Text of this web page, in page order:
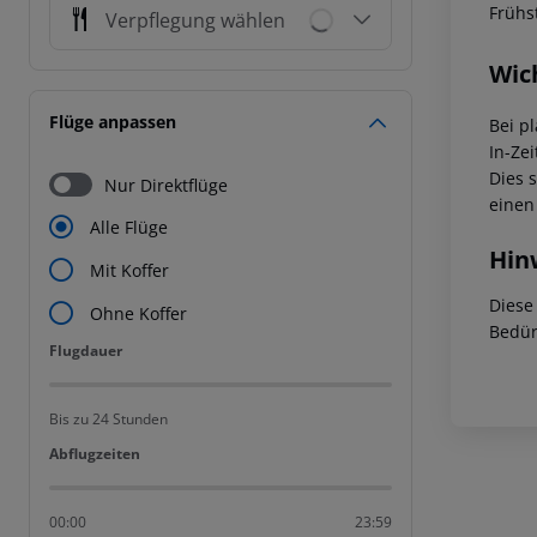
Verpflegung wählen
Flüge anpassen
Nur Direktflüge
Alle Flüge
Mit Koffer
Ohne Koffer
Flugdauer
Flugdauer
Bis zu 24 Stunden
Abflugzeiten
Abflugzeiten
00:00 23:59
Bei
In-
Dies